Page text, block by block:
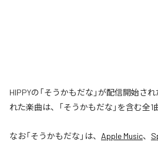
HIPPYの「そうかもだな」が配信開始さ
れた楽曲は、「そうかもだな」を含む全1
なお「そうかもだな 」は、 Apple Music、